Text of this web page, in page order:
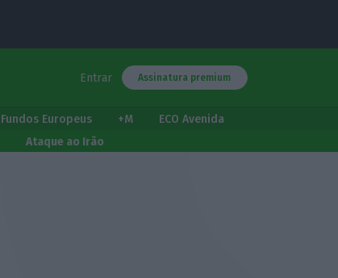
Entrar Assinatura premium
Fundos Europeus +M
ECO Avenida
Ataque ao Irão